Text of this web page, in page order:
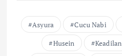
Asyura Cucu Nabi
Husein
Keadilan